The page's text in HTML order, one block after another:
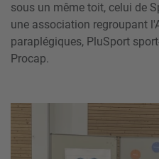
sous un même toit, celui de
une association regroupant
paraplégiques, PluSport
Procap.